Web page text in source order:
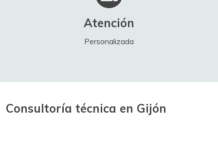
Atención
Personalizada
Consultoría técnica en Gijón